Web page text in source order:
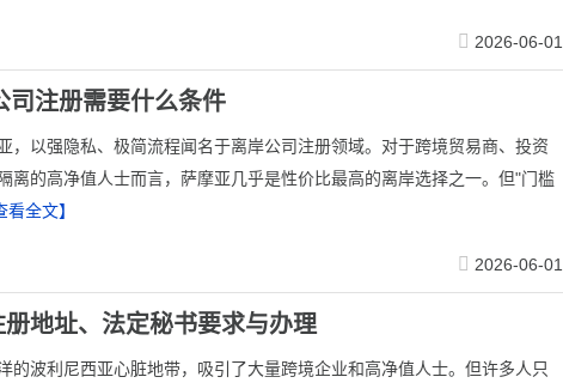
2026-06-01
司注册需要什么条件
，以强隐私、极简流程闻名于离岸公司注册领域。对于跨境贸易商、投资
离的高净值人士而言，萨摩亚几乎是性价比最高的离岸选择之一。但"门槛
看全文】
2026-06-01
地址、法定秘书要求与办理
的波利尼西亚心脏地带，吸引了大量跨境企业和高净值人士。但许多人只